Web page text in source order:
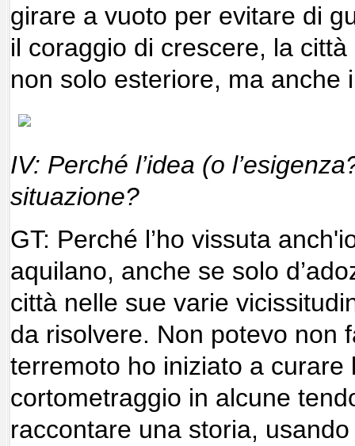
girare a vuoto per evitare di
il coraggio di crescere, la
non solo esteriore, ma anche
IV: Perché l’idea (o
situazione?
GT: Perché l’ho vissuta
aquilano, anche se solo
città nelle sue varie
da risolvere. Non potevo non
terremoto ho iniziato a curare
cortometraggio in alcune
raccontare una storia,